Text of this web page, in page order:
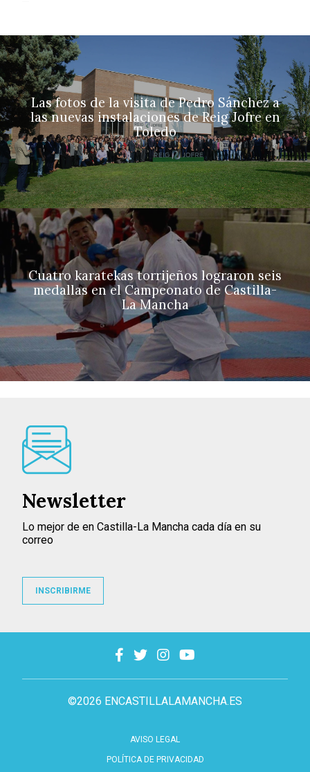
Las fotos de la visita de Pedro Sánchez a
las nuevas instalaciones de Reig Jofre en
Toledo
Cuatro karatekas torrijeños lograron seis
medallas en el Campeonato de Castilla-
La Mancha
©2026 ENCASTILLALAMANCHA.ES
AVISO LEGAL
POLÍTICA DE PRIVACIDAD
Newsletter
Lo mejor de en Castilla-La Mancha cada día en su
correo
INSCRIBIRME